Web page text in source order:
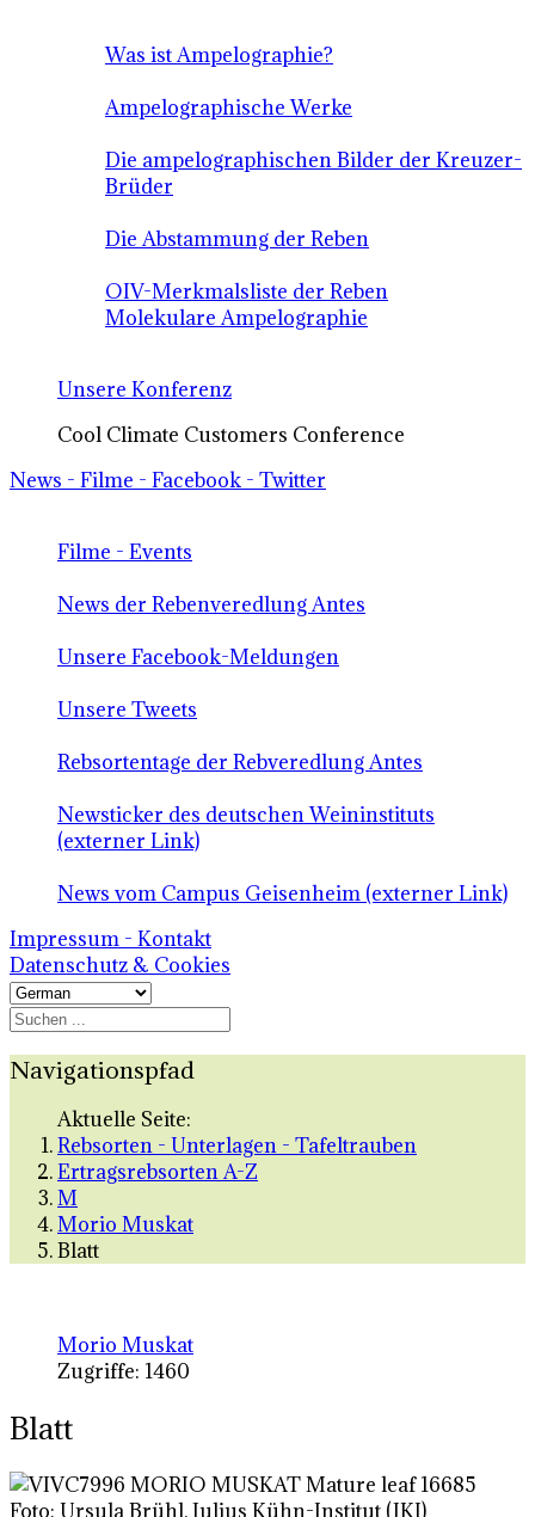
Was ist Ampelographie?
Ampelographische Werke
Die ampelographischen Bilder der Kreuzer-
Brüder
Die Abstammung der Reben
OIV-Merkmalsliste der Reben
Molekulare Ampelographie
Unsere Konferenz
Cool Climate Customers Conference
News - Filme - Facebook - Twitter
Filme - Events
News der Rebenveredlung Antes
Unsere Facebook-Meldungen
Unsere Tweets
Rebsortentage der Rebveredlung Antes
Newsticker des deutschen Weininstituts
(externer Link)
News vom Campus Geisenheim (externer Link)
Impressum - Kontakt
Datenschutz & Cookies
Navigationspfad
Aktuelle Seite:
Rebsorten - Unterlagen - Tafeltrauben
Ertragsrebsorten A-Z
M
Morio Muskat
Blatt
Morio Muskat
Zugriffe: 1460
Blatt
Foto: Ursula Brühl, Julius Kühn-Institut (JKI)